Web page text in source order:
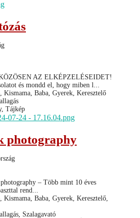
AZ ELKÉPZELÉSEIDET!
és mondd el, hogy miben l...
Kismama, Baba, Gyerek, Keresztelő
Tájkép
photography
– Több mint 10 éves
rend...
Kismama, Baba, Gyerek, Keresztelő,
Szalagavató